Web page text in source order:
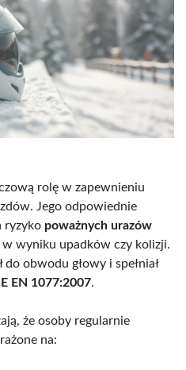
rolę w zapewnieniu
Jego odpowiednie
ryzyko poważnych urazów
wyniku upadków czy kolizji.
obwodu głowy i spełniał
EN 1077:2007.
że osoby regularnie
na: